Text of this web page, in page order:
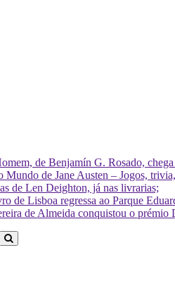
de Benjamín G. Rosado,
Mundo de Jane Austen – Jogos,
de Len Deighton, já nas livrarias;
de Lisboa regressa ao Parque
de Almeida conquistou o